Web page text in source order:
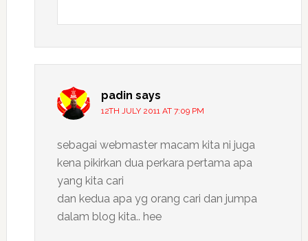
padin says
12TH JULY 2011 AT 7:09 PM
sebagai webmaster macam kita ni juga
kena pikirkan dua perkara pertama apa
yang kita cari
dan kedua apa yg orang cari dan jumpa
dalam blog kita.. hee